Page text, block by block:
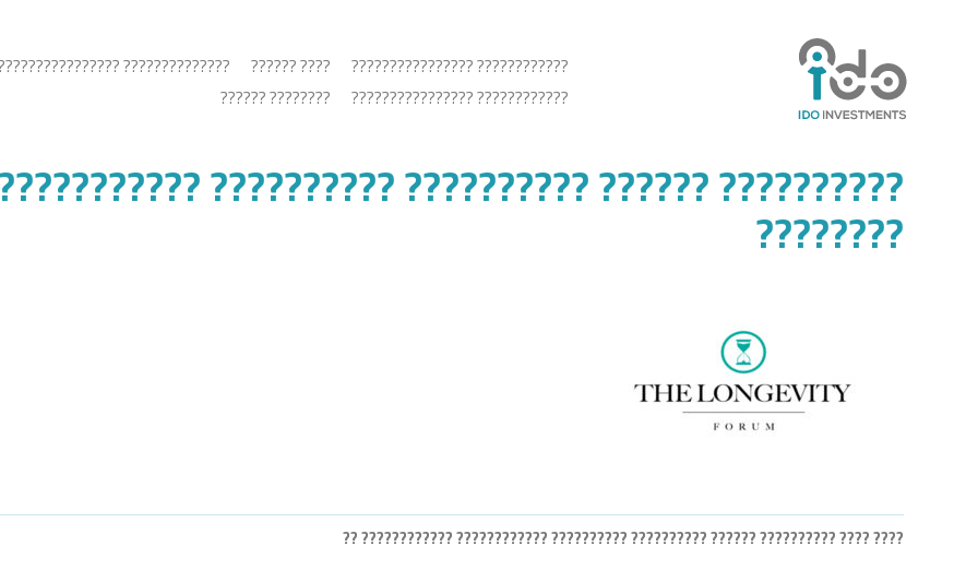
???????????? ????????????????
???? ??????
??????????????????????
???????????? ????????????????
???????? ??????
?????????? ?????????? ???????????? ???????????? –
????????
???? ???? ??????????
?????? ?????????? ?????????? ???????????? ???????????? ??